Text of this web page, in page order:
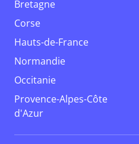
Bretagne
Corse
Hauts-de-France
Normandie
Occitanie
Provence-Alpes-Côte
d'Azur